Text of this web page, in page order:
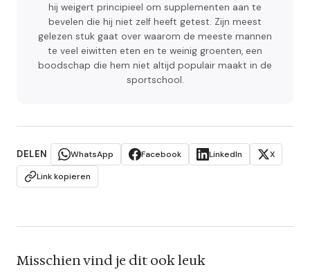
hij weigert principieel om supplementen aan te
bevelen die hij niet zelf heeft getest. Zijn meest
gelezen stuk gaat over waarom de meeste mannen
te veel eiwitten eten en te weinig groenten, een
boodschap die hem niet altijd populair maakt in de
sportschool.
DELEN WhatsApp Facebook LinkedIn
X
Link kopieren
Misschien vind je dit ook leuk